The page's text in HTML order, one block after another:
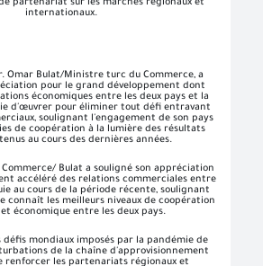
partenariat sur les marchés régionaux et
internationaux.
Omar Bulat/Ministre turc du Commerce, a
pour le grand développement dont
économiques entre les deux pays et la
d'œuvrer pour éliminer tout défi entravant
soulignant l'engagement de son pays
de coopération à la lumière des résultats
au cours des dernières années.
Bulat a souligné son appréciation
accéléré des relations commerciales entre
au cours de la période récente, soulignant
connaît les meilleurs niveaux de coopération
économique entre les deux pays.
défis mondiaux imposés par la pandémie de
de la chaîne d'approvisionnement
renforcer les partenariats régionaux et